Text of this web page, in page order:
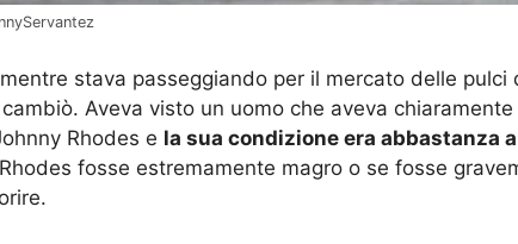
stava passeggiando per il mercato delle pulci
Aveva visto un uomo che aveva
Rhodes e la sua condizione era abbastanza
fosse estremamente magro o se fosse